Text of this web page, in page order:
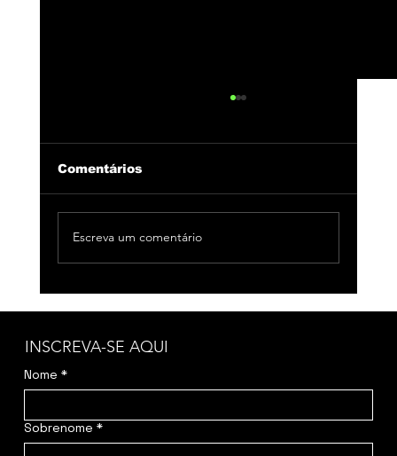
DJ para Rooftop
Comentários
Escreva um comentário
INSCREVA-SE AQUI
Nome *
Sobrenome *